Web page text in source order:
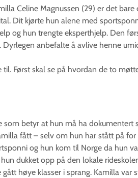
Celine Magnussen (29) er det
Dit kjørte hun alene med
og hun trengte eksperthjelp. Den
Dyrlegen anbefalte å avlive henne
Først skal se på hvordan de to
som betyr at hun må ha dokumentert
fått – selv om hun har stått på for
og hun kom til Norge da hun
dukket opp på den lokale
gått høye klasser i sprang. Kamilla var